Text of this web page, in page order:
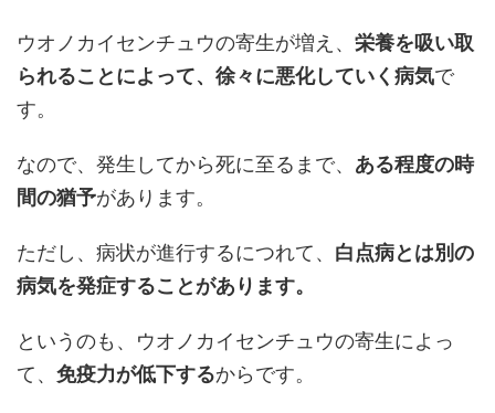
ウオノカイセンチュウの寄生が増え、 栄養を吸い取
られることによって、徐々に悪化していく病気で
す。
なので、発生してから死に至るまで、 ある程度の時
間の猶予があります。
ただし、病状が進行するにつれて、 白点病とは別の
病気を発症することがあります。
というのも、ウオノカイセンチュウの寄生によっ
て、 免疫力が低下するからです。